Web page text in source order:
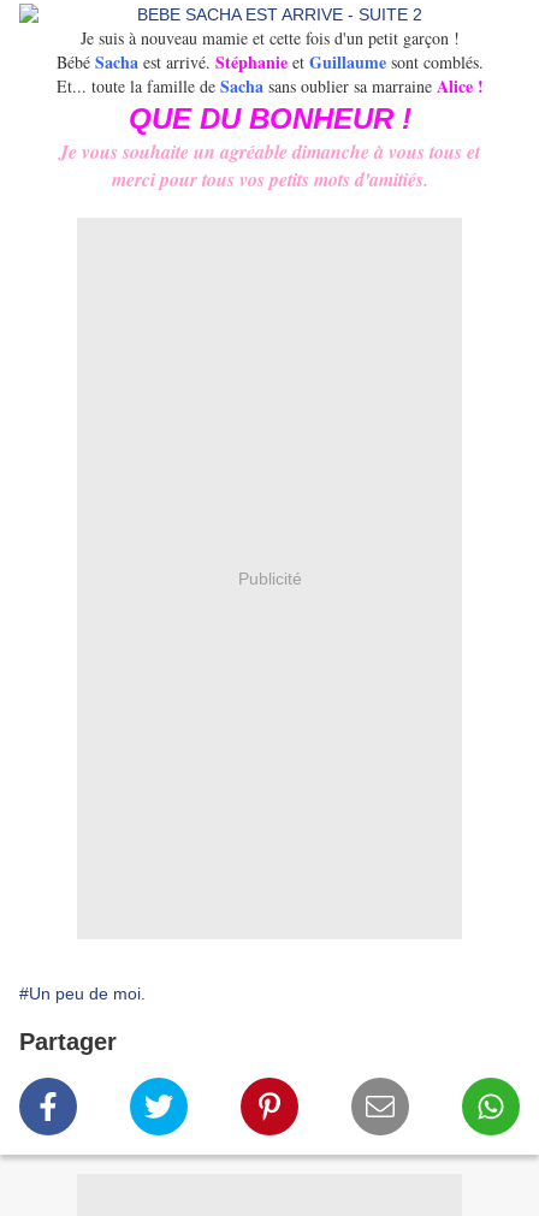
Je suis à nouveau mamie et cette fois d'un petit garçon !
Bébé Sacha est arrivé. Stéphanieet Guillaumesont comblés.
Et... toute la famille deSacha sans oublier sa marraine Alice !
QUE DU BONHEUR !
Je vous souhaite un agréable dimanche à vous tous et
merci pour tous vos petits mots d'amitiés.
Publicité
#Un peu de moi.
Partager